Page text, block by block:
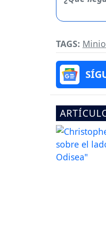
TAGS: